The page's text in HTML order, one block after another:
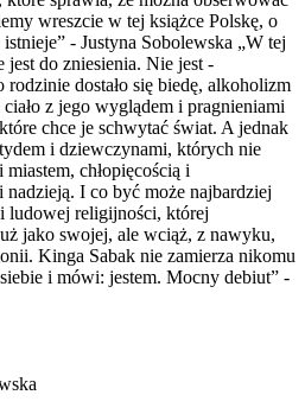
wreszcie w tej książce Polskę, o
- Justyna Sobolewska „W tej
jest do zniesienia. Nie jest -
dostało się biedę, alkoholizm
z jego wyglądem i pragnieniami
chce je schwytać świat. A jednak
i dziewczynami, których nie
chłopięcością i
I co być może najbardziej
ludowej religijności, której
jako swojej, ale wciąż, z nawyku,
Kinga Sabak nie zamierza nikomu
i mówi: jestem. Mocny debiut” -